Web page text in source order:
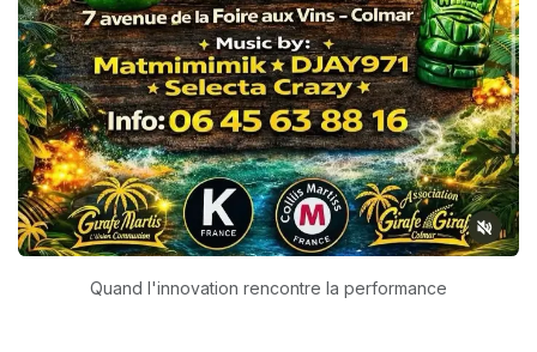
Quand l'innovation rencontre la performance